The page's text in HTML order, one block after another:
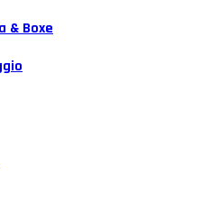
& Boxe